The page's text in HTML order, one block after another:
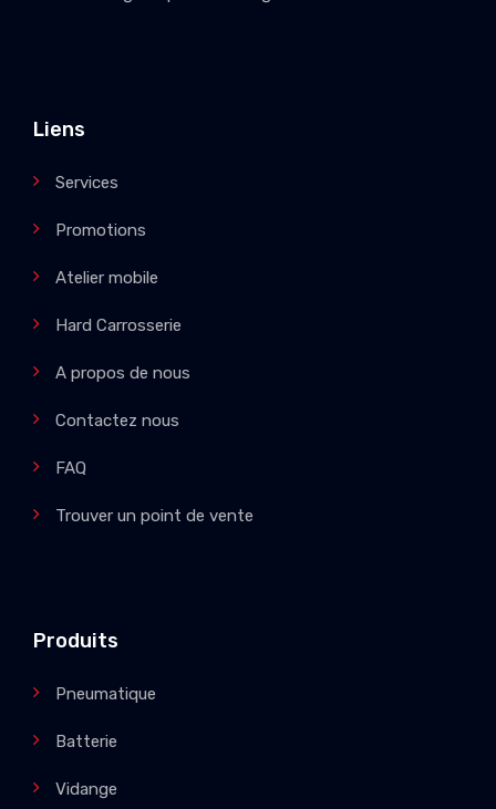
Liens
Services
Promotions
Atelier mobile
Hard Carrosserie
A propos de nous
Contactez nous
FAQ
Trouver un point de vente
Produits
Pneumatique
Batterie
Vidange